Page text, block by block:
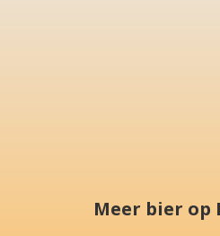
Meer bier op